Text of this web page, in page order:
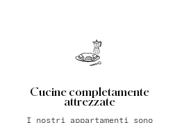
Cucine completamente
attrezzate
I nostri appartamenti sono